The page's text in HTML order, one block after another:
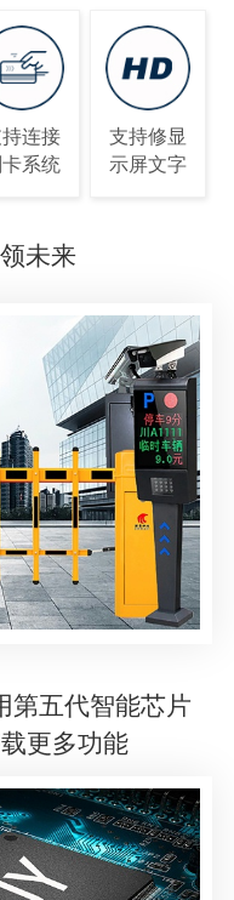
连接
系统
支持修显
示屏文字
未来
第五代智能芯片
更多功能